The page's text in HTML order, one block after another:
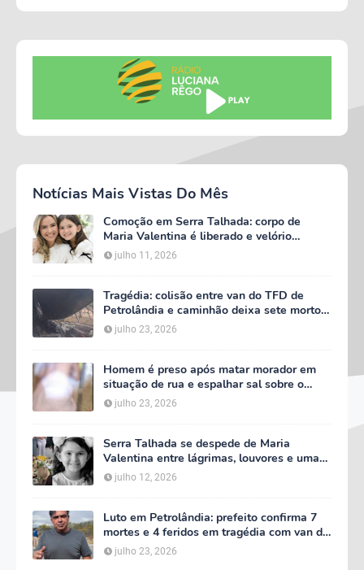
Notícias Mais Vistas Do Mês
Comoção em Serra Talhada: corpo de
Maria Valentina é liberado e velório
começa às 5h deste domingo
julho 11, 2026
Tragédia: colisão entre van do TFD de
Petrolândia e caminhão deixa sete mortos
em Floresta
julho 23, 2026
Homem é preso após matar morador em
situação de rua e espalhar sal sobre o
corpo em Serra Talhada
julho 23, 2026
Serra Talhada se despede de Maria
Valentina entre lágrimas, louvores e uma
multidão que caminhou ao lado da família
julho 12, 2026
Luto em Petrolândia: prefeito confirma 7
mortes e 4 feridos em tragédia com van do
TFD e decreta três dias de luto oficial
julho 23, 2026